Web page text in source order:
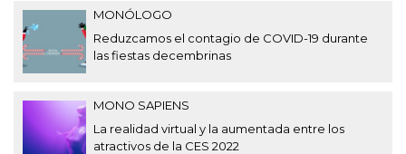
MONÓLOGO
Reduzcamos el contagio de COVID-19 durante
las fiestas decembrinas
MONO SAPIENS
La realidad virtual y la aumentada entre los
atractivos de la CES 2022